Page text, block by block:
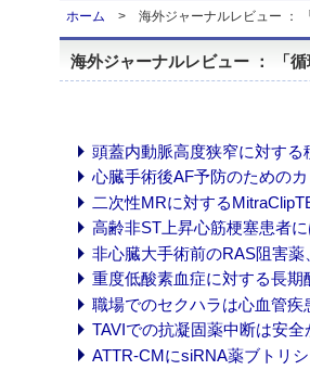
ホーム 海外ジャーナルレビュー ：
海外ジャーナルレビュー ： 「循
頭蓋内動脈高度狭窄に対する
心臓手術後AF予防のための
二次性MRに対する
高齢非ST上昇心筋梗塞患者
非心臓大手術前のRAS阻害薬
重度低酸素血症に対する長期
職場でのセクハラは心血管疾
TAVIでの抗凝固薬中断は安
ATTR-CMにsiRNA薬ブトリ